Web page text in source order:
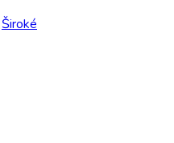
Široké